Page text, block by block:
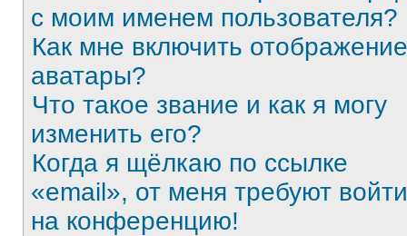
с моим именем пользователя?
Как мне включить отображение
аватары?
Что такое звание и как я могу
изменить его?
Когда я щёлкаю по ссылке
«email», от меня требуют войти
на конференцию!